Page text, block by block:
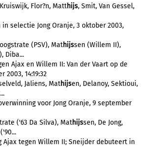
Flor?n, Matthijs, Smit, Van Gessel,
selectie Jong Oranje, 3 oktober 2003,
(PSV), Mathijssen (Willem II),
Diba...
Ajax en Willem II: Van der Vaart op de
2003, 14:19:32
Jaliens, Mathijsen, Delanoy, Sektioui,
voor Jong Oranje, 9 september
('63 Da Silva), Mathijssen, De Jong,
Ajax tegen Willem II; Sneijder debuteert in